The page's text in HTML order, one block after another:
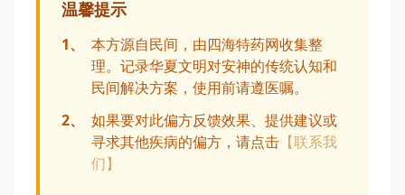
温馨提示
1、
本方源自民间，由四海特药网收集整
理。记录华夏文明对安神的传统认知和
民间解决方案，使用前请遵医嘱。
2、
如果要对此偏方反馈效果、提供建议或
寻求其他疾病的偏方，请点击 【联系我
们】